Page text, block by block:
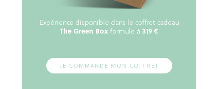
Expérience disponible dans le coffret cadeau
The Green Box formule à 319 €
JE COMMANDE MON COFFRET